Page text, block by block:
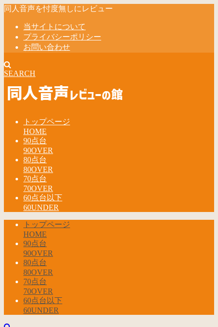
同人音声を忖度無しにレビュー
当サイトについて
プライバシーポリシー
お問い合わせ
SEARCH
トップページ
HOME
90点台
90OVER
80点台
80OVER
70点台
70OVER
60点台以下
60UNDER
トップページ
HOME
90点台
90OVER
80点台
80OVER
70点台
70OVER
60点台以下
60UNDER